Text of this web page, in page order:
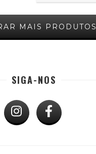
MAIS PRODUTOS
SIGA-NOS